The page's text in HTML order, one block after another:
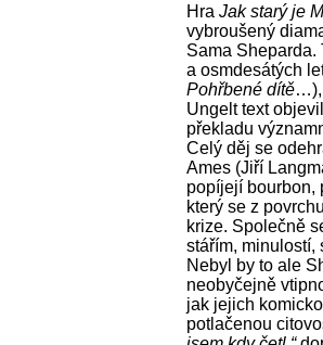
Hra Jak starý je
vybroušený
Sama Sheparda.
a osmdesátých
Pohřbené dítě…),
Ungelt text
překladu
Celý děj se
Ames (Jiří
popíjejí bourbon,
který se z
krize. Společně
stářím, minulostí,
Nebyl by to ale
neobyčejně
jak jejich
potlačenou